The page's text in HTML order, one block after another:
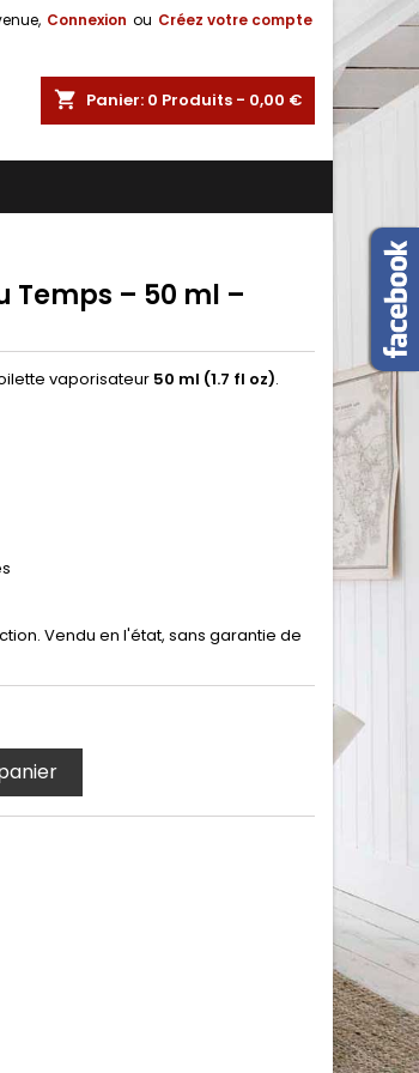
Connexion ou Créez votre compte
shopping_cart Panier: 0 Produits - 0,00 €
Temps – 50 ml –
vaporisateur 50 ml (1.7 fl oz).
Vendu en l'état, sans garantie de